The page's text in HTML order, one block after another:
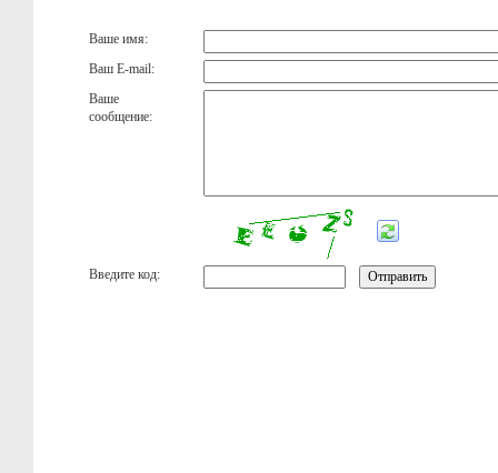
Ваше имя:
Ваш E-mail:
Ваше
сообщение:
Введите код: